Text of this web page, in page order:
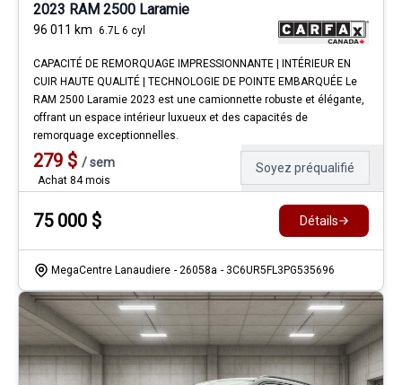
2023 RAM 2500 Laramie
96 011 km 6.7L 6 cyl
CAPACITÉ DE REMORQUAGE IMPRESSIONNANTE | INTÉRIEUR EN
CUIR HAUTE QUALITÉ | TECHNOLOGIE DE POINTE EMBARQUÉE Le
RAM 2500 Laramie 2023 est une camionnette robuste et élégante,
offrant un espace intérieur luxueux et des capacités de
remorquage exceptionnelles.
279 $ /sem
Achat 84 mois
Soyez préqualifié
75 000 $ Détails
MegaCentre Lanaudiere - 26058a - 3C6UR5FL3PG535696